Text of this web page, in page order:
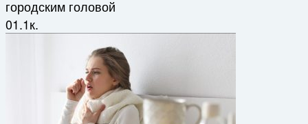
городским головой
01.1к.